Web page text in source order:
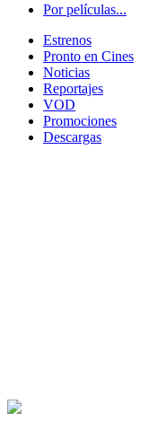
Por películas...
Estrenos
Pronto en Cines
Noticias
Reportajes
VOD
Promociones
Descargas